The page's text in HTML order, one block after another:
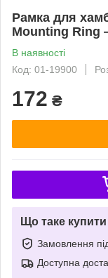
Рамка для
Mounting Ring
В наявності
Код: 01-19900
172 ₴
Що таке
Замовлення
Доступна